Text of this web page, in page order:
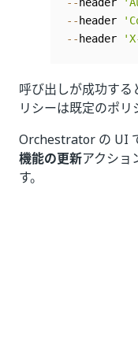
-- header
-- header
呼び出しが成功する
リシーは既定のポリ
Orchestrator の UI
機能の更新アクショ
す。